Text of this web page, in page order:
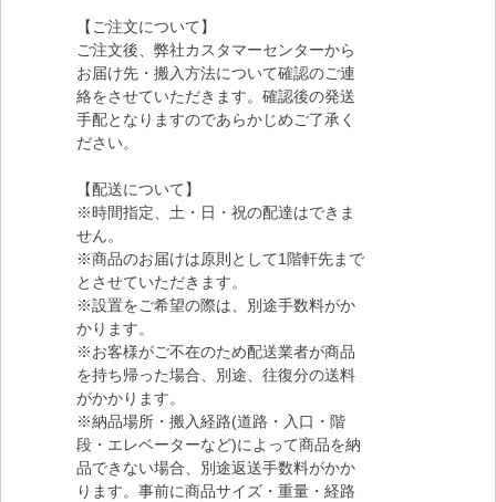
【ご注文について】
ご注文後、弊社カスタマーセンターから
お届け先・搬入方法について確認のご連
絡をさせていただきます。確認後の発送
手配となりますのであらかじめご了承く
ださい。
【配送について】
※時間指定、土・日・祝の配達はできま
せん。
※商品のお届けは原則として1階軒先まで
とさせていただきます。
※設置をご希望の際は、別途手数料がか
かります。
※お客様がご不在のため配送業者が商品
を持ち帰った場合、別途、往復分の送料
がかかります。
※納品場所・搬入経路(道路・入口・階
段・エレベーターなど)によって商品を納
品できない場合、別途返送手数料がかか
ります。事前に商品サイズ・重量・経路